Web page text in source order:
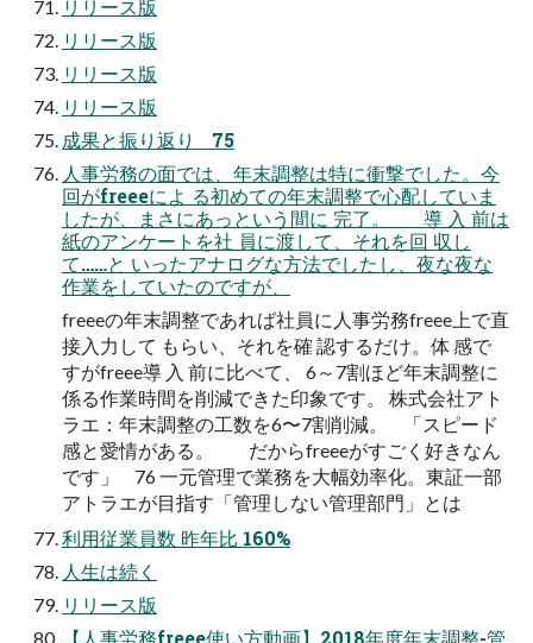
リリース版
リリース版
リリース版
リリース版
成果と振り返り 75
人事労務の面では、年末調整は特に衝撃でした。今
回がfreeeによ る初めての年末調整で心配していま
したが、まさにあっという間に 完了。 導 入 前は
紙のアンケートを社 員に渡して、それを回 収し
て……と いったアナログな方法でしたし、夜な夜な
作業をしていたのですが、
freeeの年末調整であれば社員に人事労務freee上で直
接入力して もらい、それを確 認するだけ。体 感で
すがfreee導 入 前に比べて、 6～7割ほど年末調整に
係る作業時間を削減できた印象です。 株式会社アト
ラエ：年末調整の工数を6〜7割削減。 「スピード
感と愛情がある。 だからfreeeがすごく好きなん
です」 76 一元管理で業務を大幅効率化。東証一部
アトラエが目指す「管理しない管理部門」とは
利用従業員数 昨年比 160%
人生は続く
リリース版
【人事労務freee使い方動画】2018年度年末調整-管